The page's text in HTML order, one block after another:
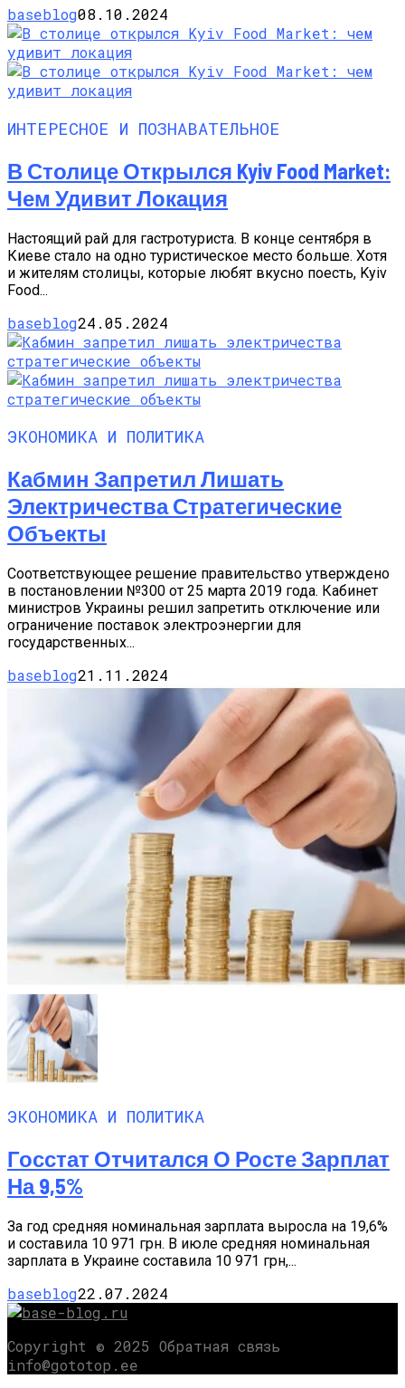
baseblog08.10.2024
ИНТЕРЕСНОЕ И ПОЗНАВАТЕЛЬНОЕ
В Столице Открылся Kyiv Food Market:
Чем Удивит Локация
Настоящий рай для гастротуриста. В конце сентября в
Киеве стало на одно туристическое место больше. Хотя
и жителям столицы, которые любят вкусно поесть, Kyiv
Food...
baseblog24.05.2024
ЭКОНОМИКА И ПОЛИТИКА
Кабмин Запретил Лишать
Электричества Стратегические
Объекты
Соответствующее решение правительство утверждено
в постановлении №300 от 25 марта 2019 года. Кабинет
министров Украины решил запретить отключение или
ограничение поставок электроэнергии для
государственных...
baseblog21.11.2024
ЭКОНОМИКА И ПОЛИТИКА
Госстат Отчитался О Росте Зарплат
На 9,5%
За год средняя номинальная зарплата выросла на 19,6%
и составила 10 971 грн. В июле средняя номинальная
зарплата в Украине составила 10 971 грн,...
baseblog22.07.2024
Copyright © 2025 Обратная связь
info@gototop.ee